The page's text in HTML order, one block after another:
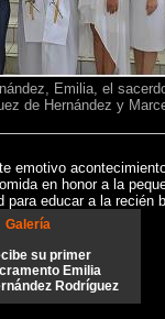
Emilia, el
de Hernández y
emotivo
en honor a la
para educar a la recién
Galería
su primer
Emilia
Rodríguez